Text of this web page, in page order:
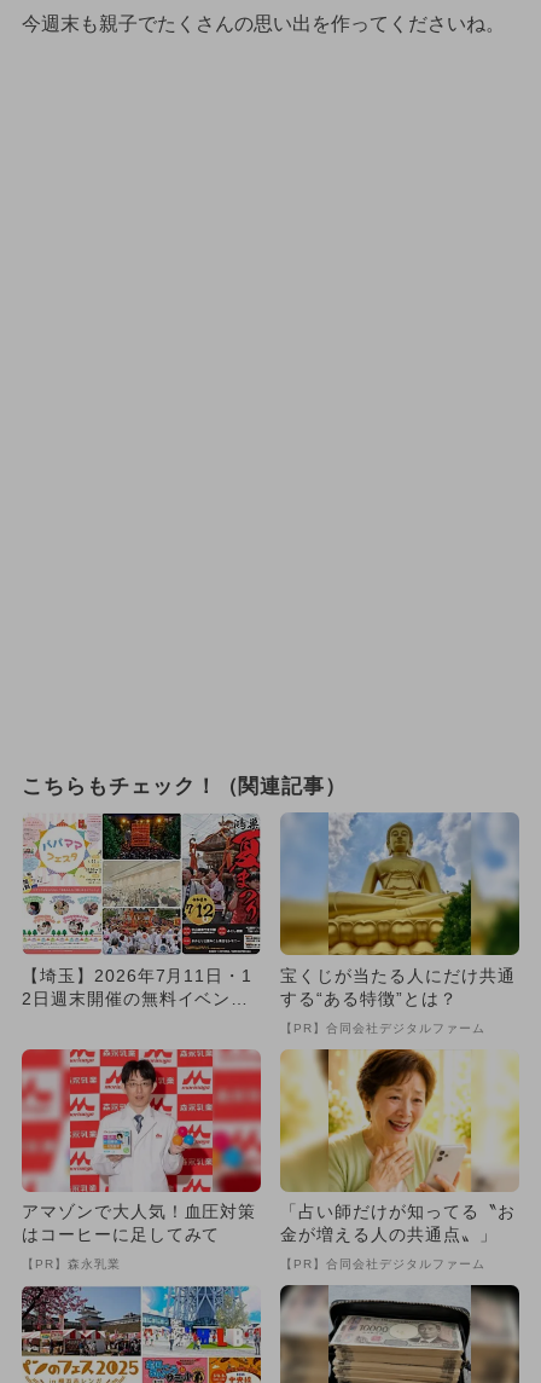
今週末も親子でたくさんの思い出を作ってくださいね。
こちらもチェック！（関連記事）
【埼玉】2026年7月11日・1
2日週末開催の無料イベント6
宝くじが当たる人にだけ共通
する“ある特徴”とは？
【PR】合同会社デジタルファーム
アマゾンで大人気！血圧対策
はコーヒーに足してみて
【PR】森永乳業
「占い師だけが知ってる〝お
金が増える人の共通点〟」
【PR】合同会社デジタルファーム